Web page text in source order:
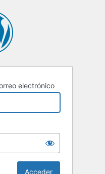
electrónico